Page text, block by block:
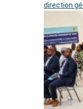
direction